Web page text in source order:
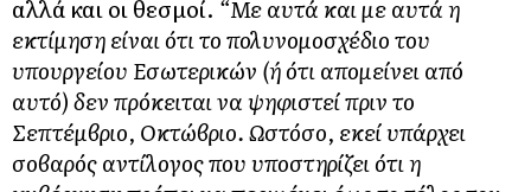
αλλά και οι θεσμοί. “Με αυτά και με αυτά η
εκτίμηση είναι ότι το πολυνομοσχέδιο του
υπουργείου Εσωτερικών (ή ότι απομείνει από
αυτό) δεν πρόκειται να ψηφιστεί πριν το
Σεπτέμβριο, Οκτώβριο. Ωστόσο, εκεί υπάρχει
σοβαρός αντίλογος που υποστηρίζει ότι η